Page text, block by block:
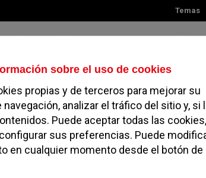
Temas
Miercoles, 05 de agosto de 2026
NOROESTE SOCIEDAD MAGAZINE SERVICIOS